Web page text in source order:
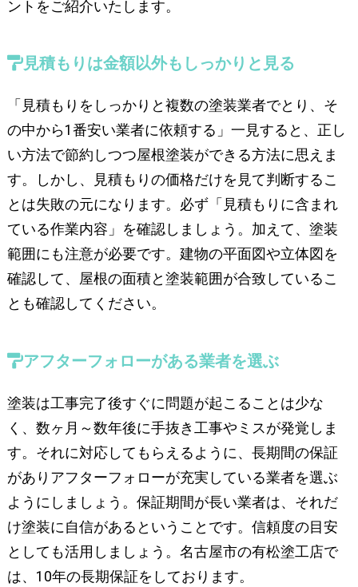
ントをご紹介いたします。
見積もりは金額以外もしっかりと見る
「見積もりをしっかりと複数の塗装業者でとり、そ
の中から1番安い業者に依頼する」一見すると、正し
い方法で節約しつつ屋根塗装ができる方法に思えま
す。しかし、見積もりの価格だけを見て判断するこ
とは失敗の元になります。必ず「見積もりに含まれ
ている作業内容」を確認しましょう。加えて、塗装
範囲にも注意が必要です。建物の平面図や立体図を
確認して、屋根の面積と塗装範囲が合致しているこ
とも確認してください。
アフターフォローがある業者を選ぶ
塗装は工事完了後すぐに問題が起こることは少な
く、数ヶ月～数年後に手抜き工事やミスが発覚しま
す。それに対応してもらえるように、長期間の保証
がありアフターフォローが充実している業者を選ぶ
ようにしましょう。保証期間が長い業者は、それだ
け塗装に自信があるということです。信頼度の目安
としても活用しましょう。名古屋市の有松塗工店で
は、10年の長期保証をしております。